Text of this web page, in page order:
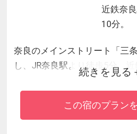
近鉄奈
10分。
奈良のメインストリート「三
し、JR奈良駅より徒歩5分、
10分と、観光にビジネスに便
続きを見る
この宿のプラン